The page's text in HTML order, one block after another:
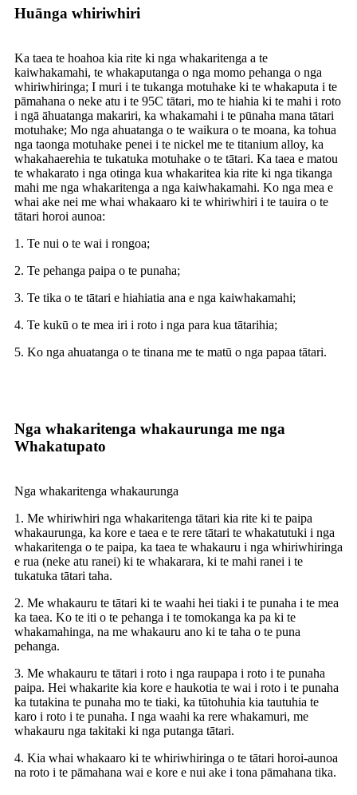
Huānga whiriwhiri
Ka taea te hoahoa kia rite ki nga whakaritenga a te
kaiwhakamahi, te whakaputanga o nga momo pehanga o nga
whiriwhiringa; I muri i te tukanga motuhake ki te whakaputa i te
pāmahana o neke atu i te 95C tātari, mo te hiahia ki te mahi i roto
i ngā āhuatanga makariri, ka whakamahi i te pūnaha mana tātari
motuhake; Mo nga ahuatanga o te waikura o te moana, ka tohua
nga taonga motuhake penei i te nickel me te titanium alloy, ka
whakahaerehia te tukatuka motuhake o te tātari. Ka taea e matou
te whakarato i nga otinga kua whakaritea kia rite ki nga tikanga
mahi me nga whakaritenga a nga kaiwhakamahi. Ko nga mea e
whai ake nei me whai whakaaro ki te whiriwhiri i te tauira o te
tātari horoi aunoa:
1. Te nui o te wai i rongoa;
2. Te pehanga paipa o te punaha;
3. Te tika o te tātari e hiahiatia ana e nga kaiwhakamahi;
4. Te kukū o te mea iri i roto i nga para kua tātarihia;
5. Ko nga ahuatanga o te tinana me te matū o nga papaa tātari.
Nga whakaritenga whakaurunga me nga
Whakatupato
Nga whakaritenga whakaurunga
1. Me whiriwhiri nga whakaritenga tātari kia rite ki te paipa
whakaurunga, ka kore e taea e te rere tātari te whakatutuki i nga
whakaritenga o te paipa, ka taea te whakauru i nga whiriwhiringa
e rua (neke atu ranei) ki te whakarara, ki te mahi ranei i te
tukatuka tātari taha.
2. Me whakauru te tātari ki te waahi hei tiaki i te punaha i te mea
ka taea. Ko te iti o te pehanga i te tomokanga ka pa ki te
whakamahinga, na me whakauru ano ki te taha o te puna
pehanga.
3. Me whakauru te tātari i roto i nga raupapa i roto i te punaha
paipa. Hei whakarite kia kore e haukotia te wai i roto i te punaha
ka tutakina te punaha mo te tiaki, ka tūtohuhia kia tautuhia te
karo i roto i te punaha. I nga waahi ka rere whakamuri, me
whakauru nga takitaki ki nga putanga tātari.
4. Kia whai whakaaro ki te whiriwhiringa o te tātari horoi-aunoa
na roto i te pāmahana wai e kore e nui ake i tona pāmahana tika.